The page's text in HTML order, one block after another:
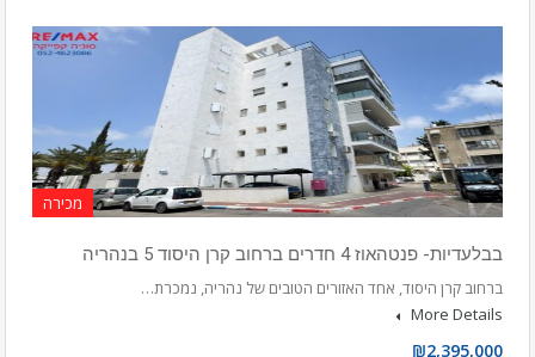
מכירה
בבלעדיות- פנטהאוז 4 חדרים ברחוב קרן היסוד 5 בנהריה
ברחוב קרן היסוד, אחד האזורים הטובים של נהריה, נמכרת…
More Details
₪2,395,000